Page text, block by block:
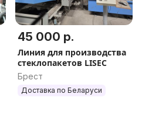
45 000 р.
Линия для производства
стеклопакетов LISEC
Брест
Доставка по Беларуси